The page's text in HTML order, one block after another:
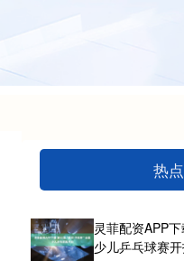
热
灵菲配资APP
少儿乒乓球赛